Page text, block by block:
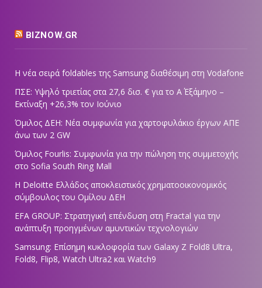
BIZNOW.GR
Η νέα σειρά foldables της Samsung διαθέσιμη στη Vodafone
ΠΣΕ: Υψηλό τριετίας στα 27,6 δισ. € για το Α΄ Εξάμηνο –
Εκτίναξη +26,3% τον Ιούνιο
Όμιλος ΔΕΗ: Νέα συμφωνία για χαρτοφυλάκιο έργων ΑΠΕ
άνω των 2 GW
Όμιλος Fourlis: Συμφωνία για την πώληση της συμμετοχής
στο Sofia South Ring Mall
Η Deloitte Ελλάδος αποκλειστικός χρηματοοικονομικός
σύμβουλος του Ομίλου ΔΕΗ
EFA GROUP: Στρατηγική επένδυση στη Fractal για την
ανάπτυξη προηγμένων αμυντικών τεχνολογιών
Samsung: Επίσημη κυκλοφορία των Galaxy Z Fold8 Ultra,
Fold8, Flip8, Watch Ultra2 και Watch9